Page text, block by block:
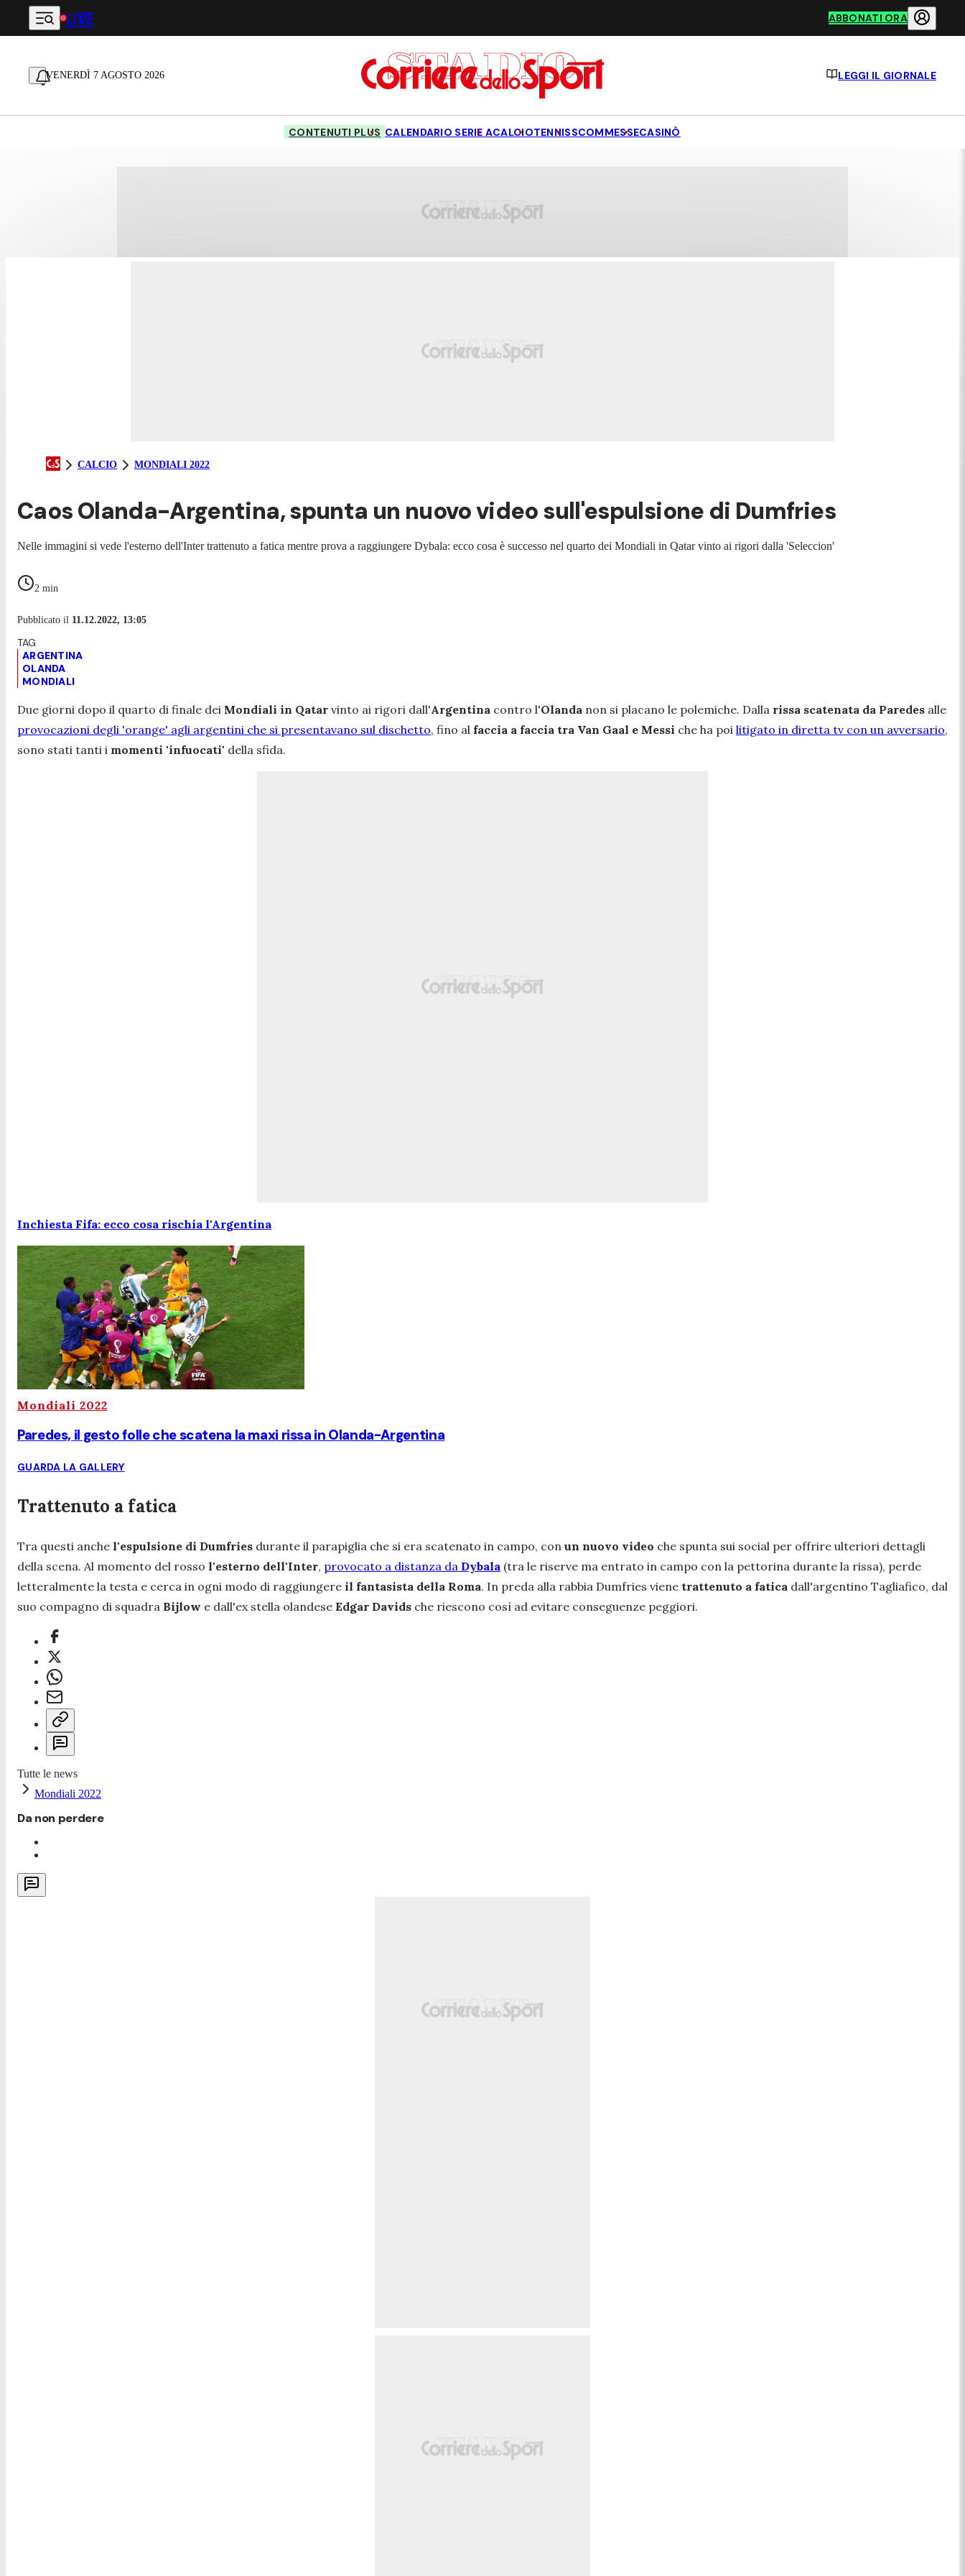
Vai al contenuto principale
LIVE ABBONATI ORA
VENERDÌ 7 AGOSTO 2026 LEGGI IL GIORNALE
CONTENUTI PLUS CALENDARIO SERIE ACALCIOTENNISSCOMMESSECASINÒ
CALCIO MONDIALI 2022
Caos Olanda-Argentina, spunta un nuovo video sull'espulsione di Dumfries
Nelle immagini si vede l'esterno dell'Inter trattenuto a fatica mentre prova a raggiungere Dybala: ecco cosa è successo nel quarto dei Mondiali in Qatar vinto ai rigori dalla 'Seleccion'
2 min
Pubblicato il 11.12.2022, 13:05
ARGENTINA
OLANDA
MONDIALI
Due giorni dopo il quarto di finale dei Mondiali in Qatar vinto ai rigori dall'Argentina contro l'Olanda non si placano le polemiche. Dalla rissa scatenata da Paredes alle
provocazioni degli 'orange' agli argentini che si presentavano sul dischetto, fino al faccia a faccia tra Van Gaal e Messi che ha poi litigato in diretta tv con un avversario,
sono stati tanti i momenti 'infuocati' della sfida.
Inchiesta Fifa: ecco cosa rischia l'Argentina
Mondiali 2022
Paredes, il gesto folle che scatena la maxi rissa in Olanda-Argentina
GUARDA LA GALLERY
Trattenuto a fatica
Tra questi anche l'espulsione di Dumfries durante il parapiglia che si era scatenato in campo, con un nuovo video che spunta sui social per offrire ulteriori dettagli
della scena. Al momento del rosso l'esterno dell'Inter, provocato a distanza da Dybala (tra le riserve ma entrato in campo con la pettorina durante la rissa), perde
letteralmente la testa e cerca in ogni modo di raggiungere il fantasista della Roma. In preda alla rabbia Dumfries viene trattenuto a fatica dall'argentino Tagliafico, dal
suo compagno di squadra Bijlow e dall'ex stella olandese Edgar Davids che riescono così ad evitare conseguenze peggiori.
Tutte le news
Mondiali 2022
Da non perdere